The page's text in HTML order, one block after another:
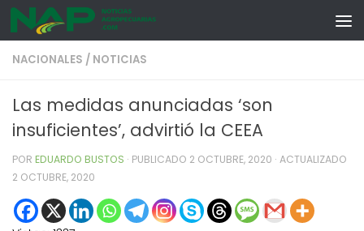
Skip to content
NACIONALES / NOTICIAS
Las medidas anunciadas ‘son
insuficientes’, advirtió la CEEA
POR EDUARDO BUSTOS · PUBLICADO 2 OCTUBRE, 2020 · ACTUALIZADO
2 OCTUBRE, 2020